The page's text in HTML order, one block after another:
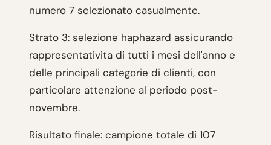
numero 7 selezionato casualmente.
Strato 3: selezione haphazard assicurando
rappresentativita di tutti i mesi dell'anno e
delle principali categorie di clienti, con
particolare attenzione al periodo post-
novembre.
Risultato finale: campione totale di 107